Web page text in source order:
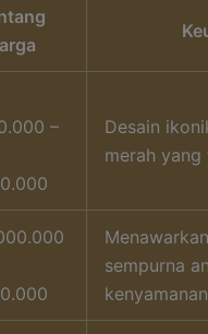
–
Desain
merah yang
sempurna